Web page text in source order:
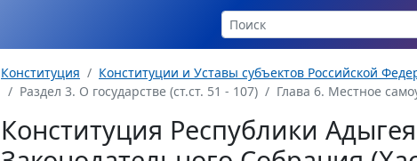
Конституция Конституции и Уставы субъектов Российской
Раздел 3. О государстве (ст.ст. 51 - 107)
Глава 6. Местное
Конституция Республики